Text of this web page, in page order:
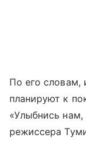
По его словам,
планируют к
«Улыбнись
режиссера